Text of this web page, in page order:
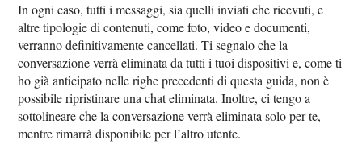
In ogni caso, tutti i messaggi, sia quelli inviati che ricevuti, e
altre tipologie di contenuti, come foto, video e documenti,
verranno definitivamente cancellati. Ti segnalo che la
conversazione verrà eliminata da tutti i tuoi dispositivi e, come ti
ho già anticipato nelle righe precedenti di questa guida, non è
possibile ripristinare una chat eliminata. Inoltre, ci tengo a
sottolineare che la conversazione verrà eliminata solo per te,
mentre rimarrà disponibile per l’altro utente.